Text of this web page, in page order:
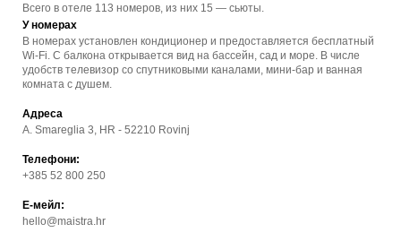
Всего в отеле 113 номеров, из них 15 — сьюты.
У номерах
В номерах установлен кондиционер и предоставляется бесплатный
Wi-Fi. С балкона открывается вид на бассейн, сад и море. В числе
удобств телевизор со спутниковыми каналами, мини-бар и ванная
комната с душем.
Адреса
A. Smareglia 3, HR - 52210 Rovinj
Телефони:
+385 52 800 250
Е-мейл:
hello@maistra.hr